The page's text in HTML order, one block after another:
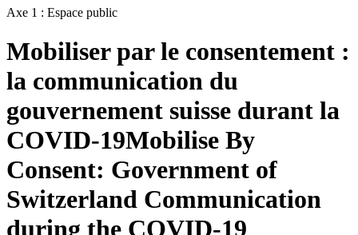
Axe 1 : Espace public
Mobiliser par le consentement :
la communication du
gouvernement suisse durant la
COVID-19Mobilise By
Consent: Government of
Switzerland Communication
during the COVID-19